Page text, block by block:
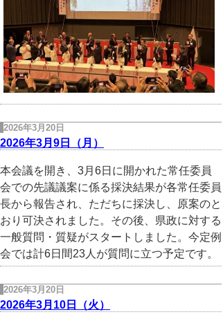
2026年3月20日
2026年3月9日（月）
本会議を開き、3月6日に開かれた常任委員
会での先議議案に係る採決結果が各常任委員
長から報告され、ただちに採決し、原案のと
おり可決されました。その後、県政に対する
一般質問・質疑がスタートしました。今定例
会では計6日間23人が質問に立つ予定です。
2026年3月20日
2026年3月10日（火）